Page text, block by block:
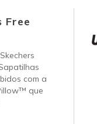
Free
com a
que